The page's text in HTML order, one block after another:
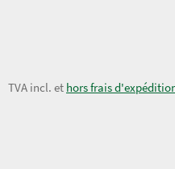
13,00 €
TVA incl. et hors frais